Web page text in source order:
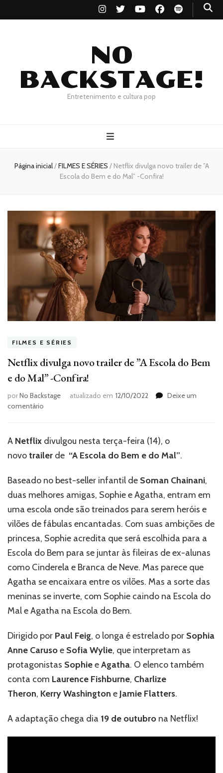
NO
BACKSTAGE!
Entretenimento e cultura pop
Página inicial/FILMES E SÉRIES / Netflix divulga novo trailer de ”A
Escola do Bem e do Mal” -Confira!
FILMES E SÉRIES
Netflix divulga novo trailer de ”A Escola do Bem
e do Mal” -Confira!
porNo Backstage atualizado em 12/10/2022
Deixe um
comentário
novo
de
Escola
do
Bem
e
do
-
Confira!
A Netflix divulgou nesta terça-feira (14), o
novotrailer de “A Escola do Bem e do Mal”.
Baseado no best-seller infantil de Soman Chainani,
duas melhores amigas, Sophie e Agatha, entram em
uma escola onde são treinados para serem heróis e
vilões de fábulas encantadas. Com suas ambições de
princesa, Sophie acredita que será escolhida para a
Escola do Bem para se juntar às fileiras de ex-alunas
como Cinderela e Branca de Neve. Mas parece que
Agatha se encaixara entre os vilões. Mas a sorte das
meninas se inverte, com Sophie caindo na Escola do
Mal e Agatha na Escola do Bem.
Dirigido por Paul Feig, o longa é estrelado por Sophia
Anne Carusoe Sofia Wylie, que interpretam as
protagonistas SophieeAgatha. O elenco também
conta com Laurence Fishburne, Charlize
Theron, Kerry Washington e Jamie Flatters.
A adaptação chega dia 19 de outubro na Netflix!